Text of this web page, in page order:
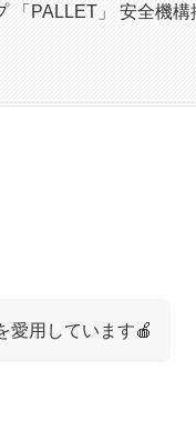
「PALLET」 安全機
愛用しています🍎